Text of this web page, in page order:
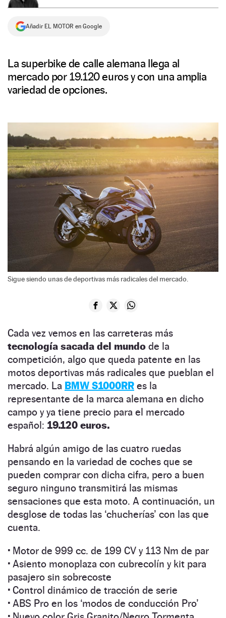
Añadir EL MOTOR en Google
La superbike de calle alemana llega al
mercado por 19.120 euros y con una amplia
variedad de opciones.
Sigue siendo unas de deportivas más radicales del mercado.
Cada vez vemos en las carreteras más
tecnología sacada del mundo de la
competición, algo que queda patente en las
motos deportivas más radicales que pueblan el
mercado. La BMW S1000RR es la
representante de la marca alemana en dicho
campo y ya tiene precio para el mercado
español: 19.120 euros.
Habrá algún amigo de las cuatro ruedas
pensando en la variedad de coches que se
pueden comprar con dicha cifra, pero a buen
seguro ninguno transmitirá las mismas
sensaciones que esta moto. A continuación, un
desglose de todas las ‘chucherías’ con las que
cuenta.
· Motor de 999 cc. de 199 CV y 113 Nm de par
· Asiento monoplaza con cubrecolín y kit para
pasajero sin sobrecoste
· Control dinámico de tracción de serie
· ABS Pro en los ‘modos de conducción Pro’